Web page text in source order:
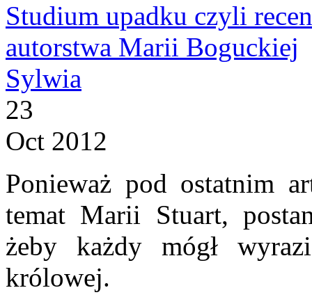
Studium upadku czyli
autorstwa Marii Boguckiej
Sylwia
23
Oct 2012
Ponieważ pod ostatnim
temat Marii Stuart,
żeby każdy mógł
królowej.